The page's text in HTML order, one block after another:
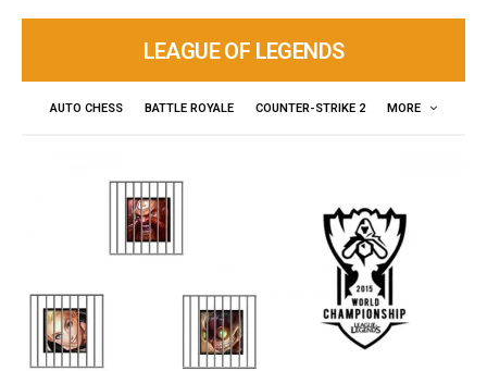
LEAGUE OF LEGENDS
AUTO CHESS BATTLE ROYALE COUNTER-STRIKE 2 MORE